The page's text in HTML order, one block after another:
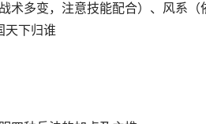
术多变，注意技能配合）、风系
天下归谁